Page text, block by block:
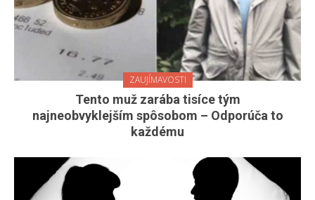
ZAUJÍMAVOSTI
Tento muž zarába tisíce tým
najneobvyklejším spôsobom – Odporúča to
každému